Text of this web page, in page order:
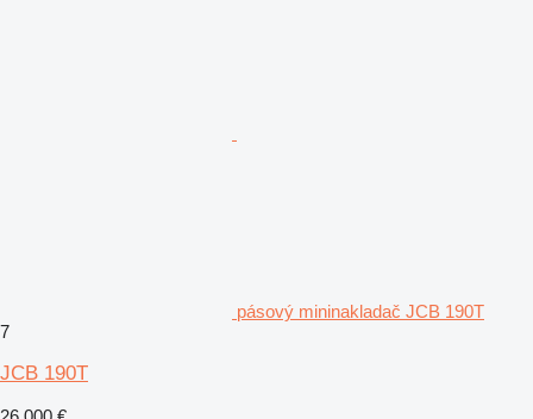
pásový mininakladač JCB 190T
7
JCB 190T